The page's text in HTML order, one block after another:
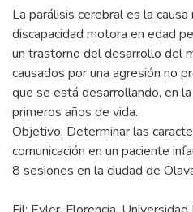
La parálisis cerebral es la
discapacidad motora en edad
un trastorno del desarrollo del
causados por una agresión no
que se está desarrollando, en
primeros años de vida.
Objetivo: Determinar las
comunicación en un paciente